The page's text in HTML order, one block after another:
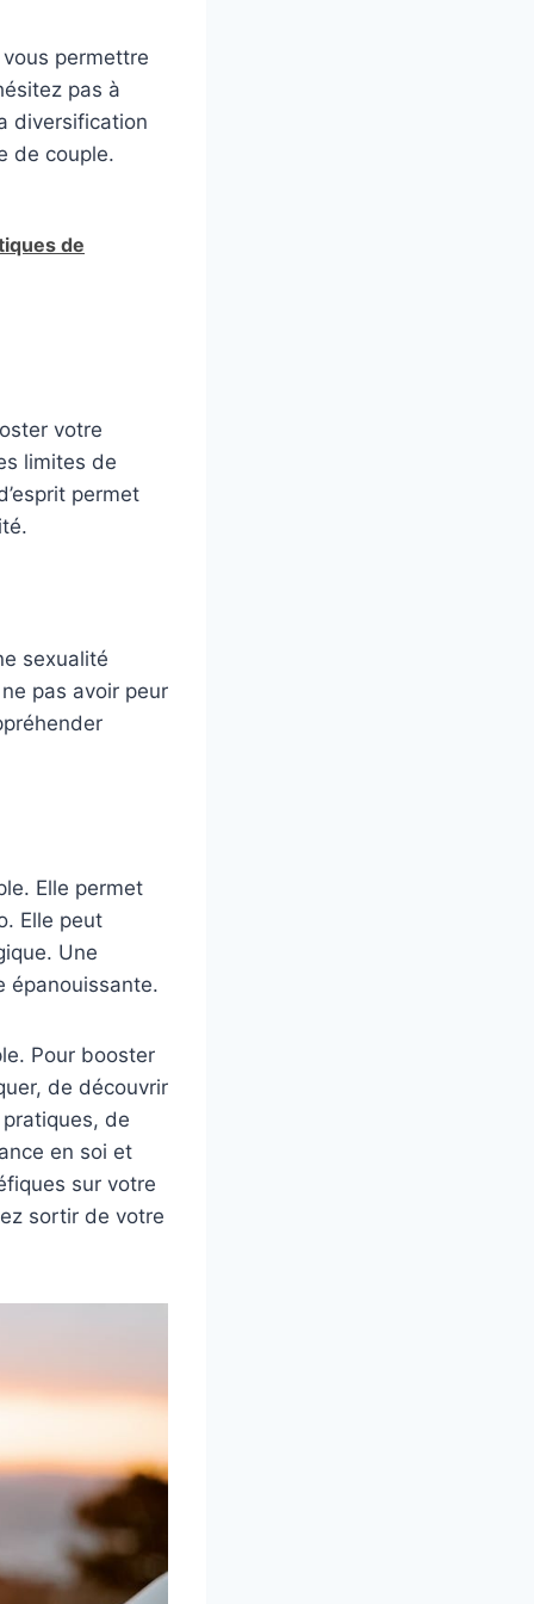
permettre
pas à
diversification
de couple.
de
votre
limites de
permet
sexualité
pas avoir peur
Elle permet
Elle peut
Une
épanouissante.
Pour booster
de découvrir
de
en soi et
sur votre
sortir de votre